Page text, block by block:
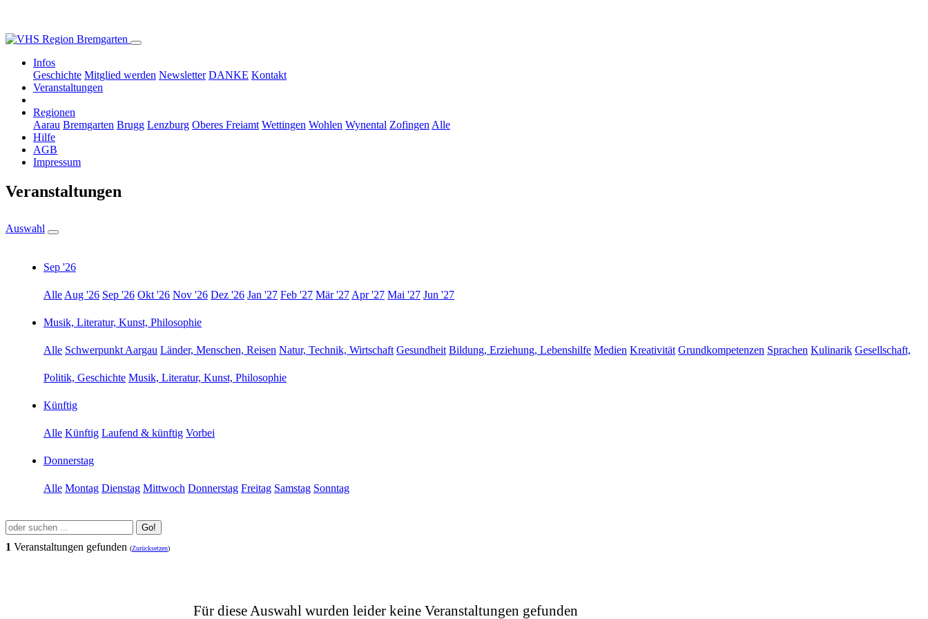
Infos
Geschichte Mitglied werden Newsletter DANKE Kontakt
Veranstaltungen
Regionen
Aarau Bremgarten Brugg Lenzburg Oberes Freiamt Wettingen Wohlen Wynental Zofingen Alle
Hilfe
AGB
Impressum
Veranstaltungen
Auswahl
Sep '26
Alle Aug '26 Sep '26 Okt '26 Nov '26 Dez '26 Jan '27 Feb '27 Mär '27 Apr '27 Mai '27 Jun '27
Musik, Literatur, Kunst, Philosophie
Alle Schwerpunkt Aargau Länder, Menschen, Reisen Natur, Technik, Wirtschaft Gesundheit Bildung, Erziehung, Lebenshilfe Medien Kreativität Grundkompetenzen Sprachen Kulinarik Gesellschaft,
Politik, Geschichte Musik, Literatur, Kunst, Philosophie
Künftig
Alle Künftig Laufend & künftig Vorbei
Donnerstag
Alle Montag Dienstag Mittwoch Donnerstag Freitag Samstag Sonntag
Go!
1 Veranstaltungen gefunden (Zurücksetzen)
Für diese Auswahl wurden leider keine Veranstaltungen gefunden